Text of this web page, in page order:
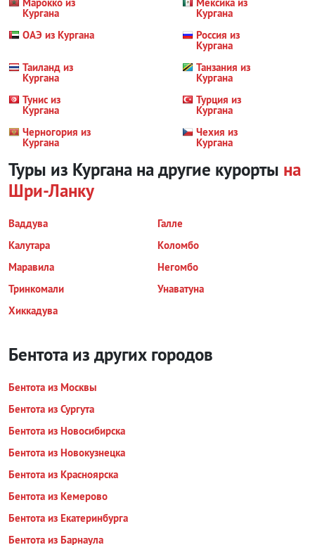
Кургана
Кургана
ОАЭ из Кургана
Россия из
Кургана
Таиланд из
Кургана
Танзания из
Кургана
Тунис из
Кургана
Турция из
Кургана
Черногория из
Кургана
Чехия из
Кургана
Туры из Кургана на другие курорты на
Шри-Ланку
Ваддува
Галле
Калутара
Коломбо
Маравила
Негомбо
Тринкомали
Унаватуна
Хиккадува
Бентота из других городов
Бентота из Москвы
Бентота из Сургута
Бентота из Новосибирска
Бентота из Новокузнецка
Бентота из Красноярска
Бентота из Кемерово
Бентота из Екатеринбурга
Бентота из Барнаула